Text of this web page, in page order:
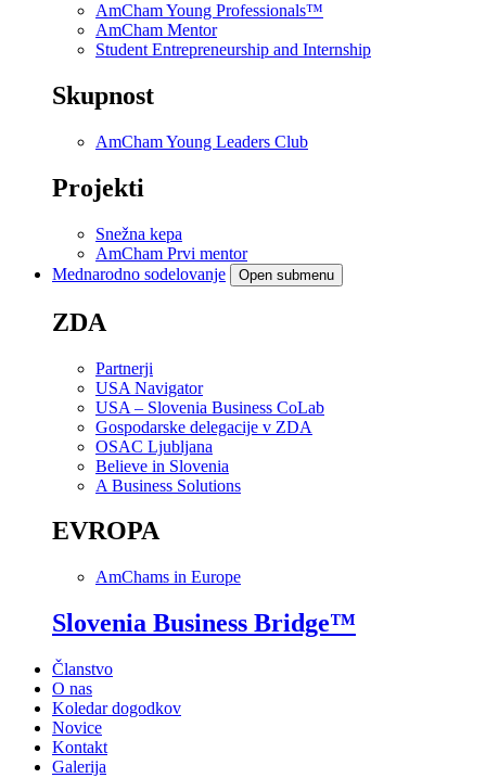
AmCham Young Professionals™
AmCham Mentor
Student Entrepreneurship and Internship
Skupnost
AmCham Young Leaders Club
Projekti
Snežna kepa
AmCham Prvi mentor
Mednarodno sodelovanje
Open submenu
ZDA
Partnerji
USA Navigator
USA – Slovenia Business CoLab
Gospodarske delegacije v ZDA
OSAC Ljubljana
Believe in Slovenia
A Business Solutions
EVROPA
AmChams in Europe
Slovenia Business Bridge™
Članstvo
O nas
Koledar dogodkov
Novice
Kontakt
Galerija